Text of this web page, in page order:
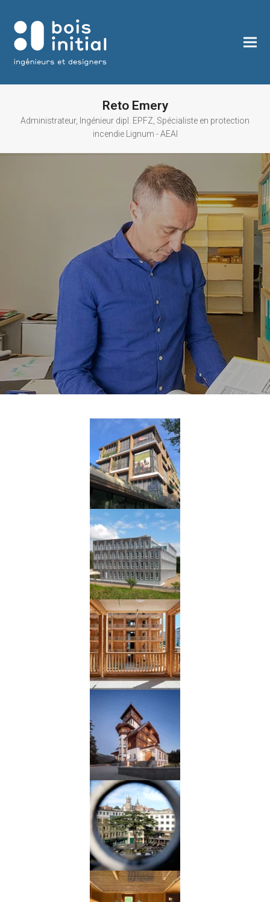
Reto Emery
Administrateur, Ingénieur dipl. EPFZ, Spécialiste en protection
incendie Lignum - AEAI